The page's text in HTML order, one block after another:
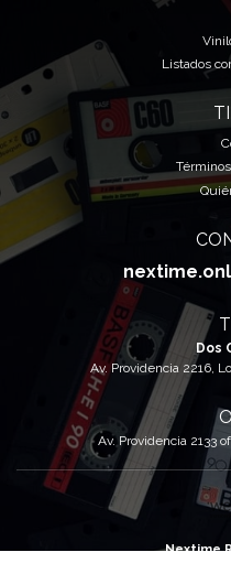
Listados
Dos
Av. Providencia 2216,
Av. Providencia 2133
Nextime